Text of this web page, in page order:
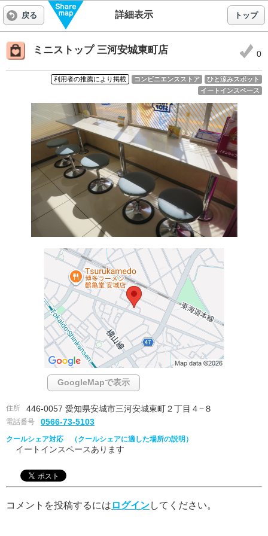
戻る 詳細表示 トップ
0
ミニストップ 三河安城東町店
利用者の推薦により掲載 コンビニエンスストア
ひと涼みスポット
イートインスペース
GoogleMapで表示
住所 446-0057 愛知県安城市三河安城東町２丁目４−８
電話番号 0566-73-5103
クールシェア対応 （クールシェアに適した場所の説明）
イートインスペースあります
コメントを投稿するには ログインしてください。